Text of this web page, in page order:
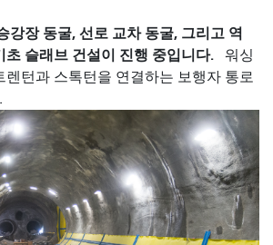
강장 동굴, 선로 교차 동굴, 그리고 역
초 슬래브 건설이 진행 중입니다. 워싱
렌턴과 스톡턴을 연결하는 보행자 통로